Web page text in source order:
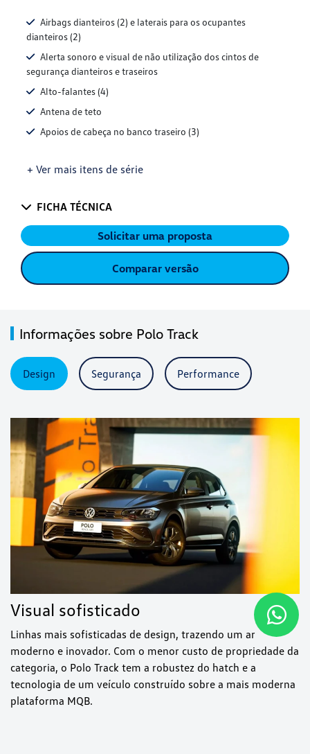
Airbags dianteiros (2) e laterais para os ocupantes
dianteiros (2)
Alerta sonoro e visual de não utilização dos cintos de
segurança dianteiros e traseiros
Alto-falantes (4)
Antena de teto
Apoios de cabeça no banco traseiro (3)
+ Ver mais itens de série
FICHA TÉCNICA
Solicitar uma proposta
Comparar versão
Informações sobre Polo Track
Design Segurança Performance
Visual sofisticado
Linhas mais sofisticadas de design, trazendo um ar
moderno e inovador. Com o menor custo de propriedade da
categoria, o Polo Track tem a robustez do hatch e a
tecnologia de um veículo construído sobre a mais moderna
plataforma MQB.